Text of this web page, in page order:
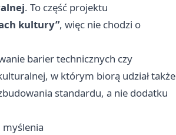
. To część projektu
kultury”, więc nie chodzi o
barier technicznych czy
w którym biorą udział także
standardu, a nie dodatku
myślenia